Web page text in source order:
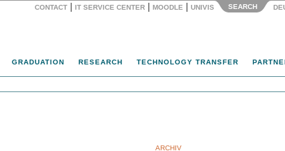
CONTACT IT SERVICE CENTER MOODLE UNIVIS SEARCH
GRADUATION RESEARCH TECHNOLOGY TRANSFER
ARCHIV